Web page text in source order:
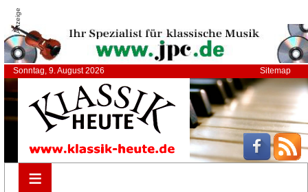
Anzeige
Sonntag, 9. August 2026 Sitemap
≡
≡